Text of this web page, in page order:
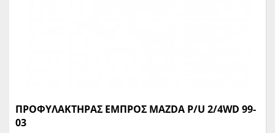
ΠΡΟΦΥΛΑΚΤΗΡΑΣ ΕΜΠΡΟΣ MAZDA P/U 2/4WD 99-
03